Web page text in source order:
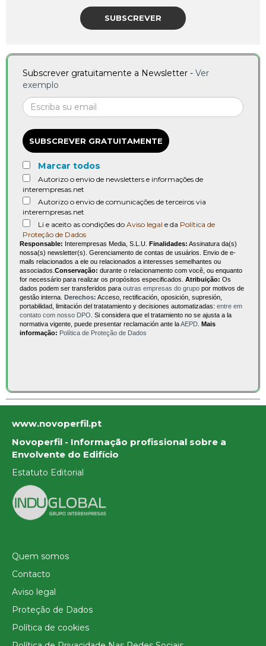
SUBSCREVER
Subscrever gratuitamente a Newsletter - Ver
exemplo
SUBSCREVER GRATUITAMENTE
Marcar todos
Autorizo o envio de newsletters e informações de
interempresas.net
Autorizo o envio de comunicações de terceiros via
interempresas.net
Li e aceito as condições do Aviso legal e da Política de
Proteção de Dados
Responsable: Interempresas Media, S.L.U. Finalidades: Assinatura da(s)
nossa(s) newsletter(s). Gerenciamento de contas de usuários. Envio de e-
mails relacionados a ele ou relacionados a interesses semelhantes ou
associados. Conservação: durante o relacionamento com você, ou enquanto
for necessário para realizar os propósitos especificados. Atribuição: Os
dados podem ser transferidos para outras empresas do grupo por motivos de
gestão interna. Derechos: Acceso, rectificación, oposición, supresión,
portabilidad, limitación del tratatamiento y decisiones automatizadas: entre em
contato com nosso DPO . Si considera que el tratamiento no se ajusta a la
normativa vigente, puede presentar reclamación ante laAEPD Mais
informação: Política de Proteção de Dados
www.novoperfil.pt
Novoperfil - Informação profissional sobre a
Envolvente do Edifício
Estatuto Editorial
Quem somos
Contacto
Aviso legal
Proteção de Dados
Política de cookies